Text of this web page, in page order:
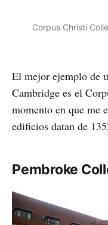
Corpus Christi
El mejor ejemplo de
Cambridge es el
momento en que me
edificios datan de
Pembroke